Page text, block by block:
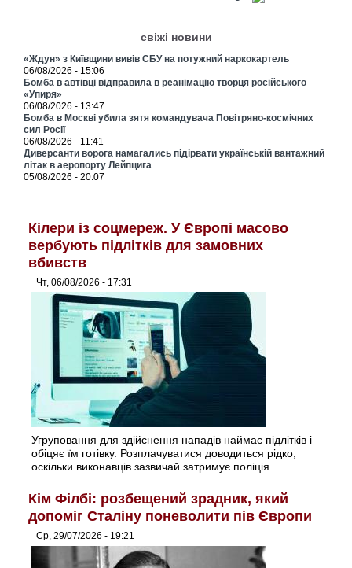
свіжі новини
«Ждун» з Київщини вивів СБУ на потужний наркокартель
06/08/2026 - 15:06
Бомба в автівці відправила в реанімацію творця російського
«Упиря»
06/08/2026 - 13:47
Бомба в Москві убила зятя командувача Повітряно-космічних
сил Росії
06/08/2026 - 11:41
Диверсанти ворога намагались підірвати українській вантажний
літак в аеропорту Лейпцига
05/08/2026 - 20:07
Кілери із соцмереж. У Європі масово
вербують підлітків для замовних
вбивств
Чт, 06/08/2026 - 17:31
Угруповання для здійснення нападів наймає підлітків і
обіцяє їм готівку. Розплачуватися доводиться рідко,
оскільки виконавців зазвичай затримує поліція.
Кім Філбі: розбещений зрадник, який
допоміг Сталіну поневолити пів Європи
Ср, 29/07/2026 - 19:21